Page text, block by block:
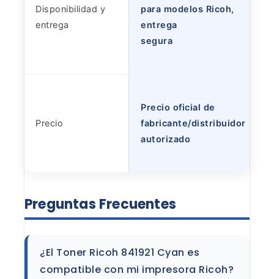
Disponibilidad y
entrega
para modelos Ricoh,
entrega
segura
Precio
Precio oficial de
fabricante/distribuidor
autorizado
Preguntas Frecuentes
¿El Toner Ricoh 841921 Cyan es
compatible con mi impresora Ricoh?